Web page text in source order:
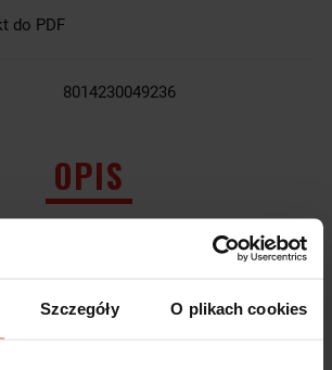
Szczegóły O plikach cookies
do PDF
8014230049236
OPIS
DOT.
I OCENY (0)